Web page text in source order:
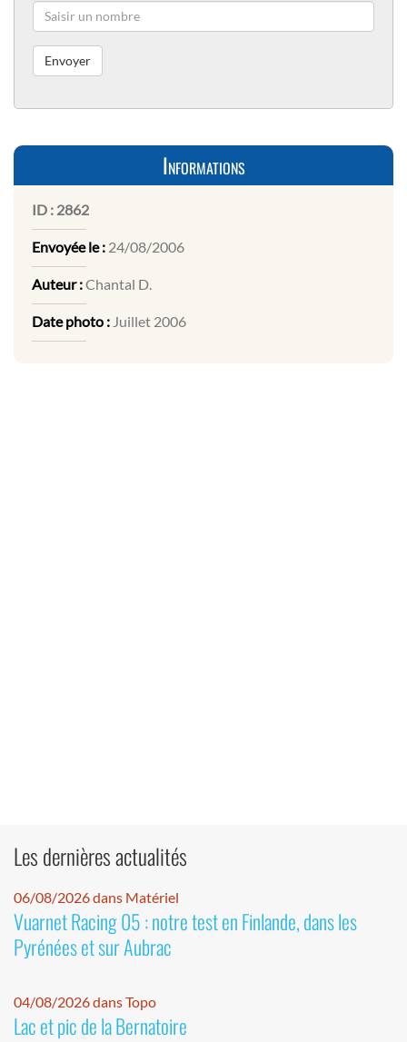
Informations
ID : 2862
Envoyée le : 24/08/2006
Auteur :Chantal D.
Date photo : Juillet 2006
Les dernières actualités
06/08/2026 dans Matériel
Vuarnet Racing 05 : notre test en Finlande, dans les
Pyrénées et sur Aubrac
04/08/2026 dans Topo
Lac et pic de la Bernatoire